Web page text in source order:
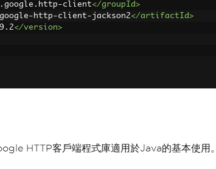
client</groupId>
google-http-client-jackson2</artifactId>
</version>
HTTP客戶端程式庫適用於Java的基本使用。